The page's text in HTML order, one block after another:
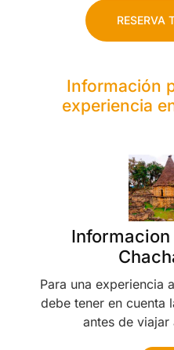
RESERVA
Información
experiencia
Para una experiencia
debe tener en cuenta
antes de viajar